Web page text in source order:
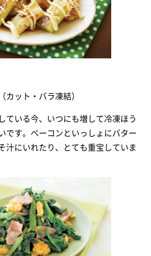
カット・バラ凍結）
ている今、いつにも増して冷凍ほう
です。ベーコンといっしょにバター
汁にいれたり、とても重宝していま